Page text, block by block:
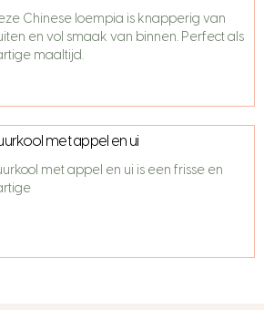
Chinese loempia is knapperig van
en vol smaak van binnen. Perfect als
maaltijd.
met appel en ui
met appel en ui is een frisse en